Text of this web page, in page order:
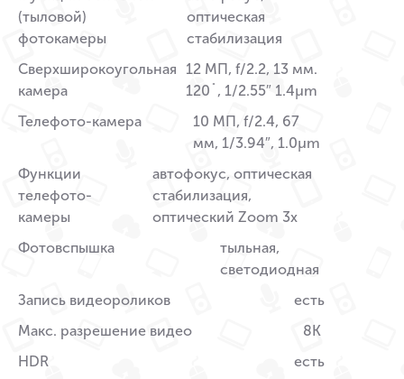
(тыловой)
фотокамеры
оптическая
стабилизация
Сверхширокоугольная
камера
12 МП, f/2.2, 13 мм.
120˚, 1/2.55″ 1.4µm
Телефото-камера
10 МП, f/2.4, 67
мм, 1/3.94″, 1.0µm
Функции
телефото-
камеры
автофокус, оптическая
стабилизация,
оптический Zoom 3x
Фотовспышка
тыльная,
светодиодная
Запись видеороликов
есть
Макс. разрешение видео
8K
HDR
есть